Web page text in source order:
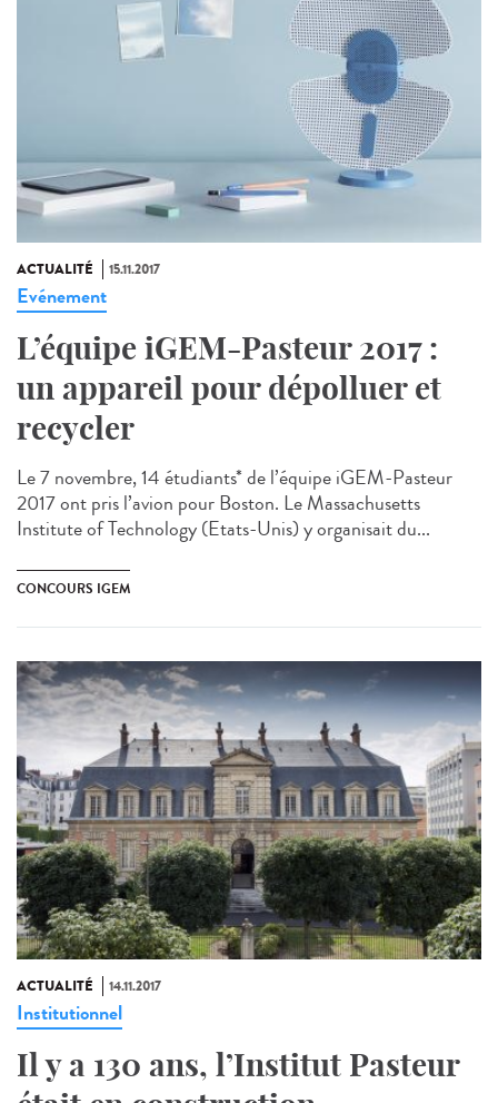
ACTUALITÉ 15.11.2017
Evénement
L’équipe iGEM-Pasteur 2017 :
un appareil pour dépolluer et
recycler
Le 7 novembre, 14 étudiants* de l’équipe iGEM-Pasteur
2017 ont pris l’avion pour Boston. Le Massachusetts
Institute of Technology (Etats-Unis) y organisait du...
CONCOURS IGEM
ACTUALITÉ 14.11.2017
Institutionnel
Il y a 130 ans, l’Institut Pasteur